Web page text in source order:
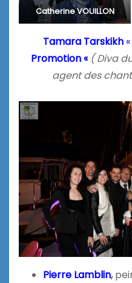
Catherine VOUILLON
Tamara Tarskikh «
Promotion « (Diva
agent des
Pierre Lamblin,